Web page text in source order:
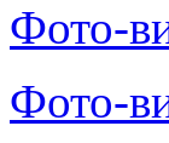
Фото-
Фото-